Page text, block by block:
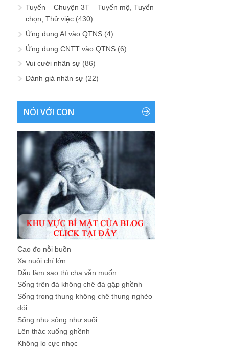
Tuyển – Chuyện 3T – Tuyển mộ, Tuyển
chọn, Thử việc (430)
Ứng dụng AI vào QTNS (4)
Ứng dụng CNTT vào QTNS (6)
Vui cười nhân sự (86)
Đánh giá nhân sự (22)
NÓI VỚI CON
Cao đo nỗi buồn
Xa nuôi chí lớn
Dẫu làm sao thì cha vẫn muốn
Sống trên đá không chê đá gập ghềnh
Sống trong thung không chê thung nghèo
đói
Sống như sông như suối
Lên thác xuống ghềnh
Không lo cực nhọc
...